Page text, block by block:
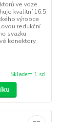
ve voze
kvalitní 16.5
výrobce
redukční
svazku
konektory.
Skladem 1 sd